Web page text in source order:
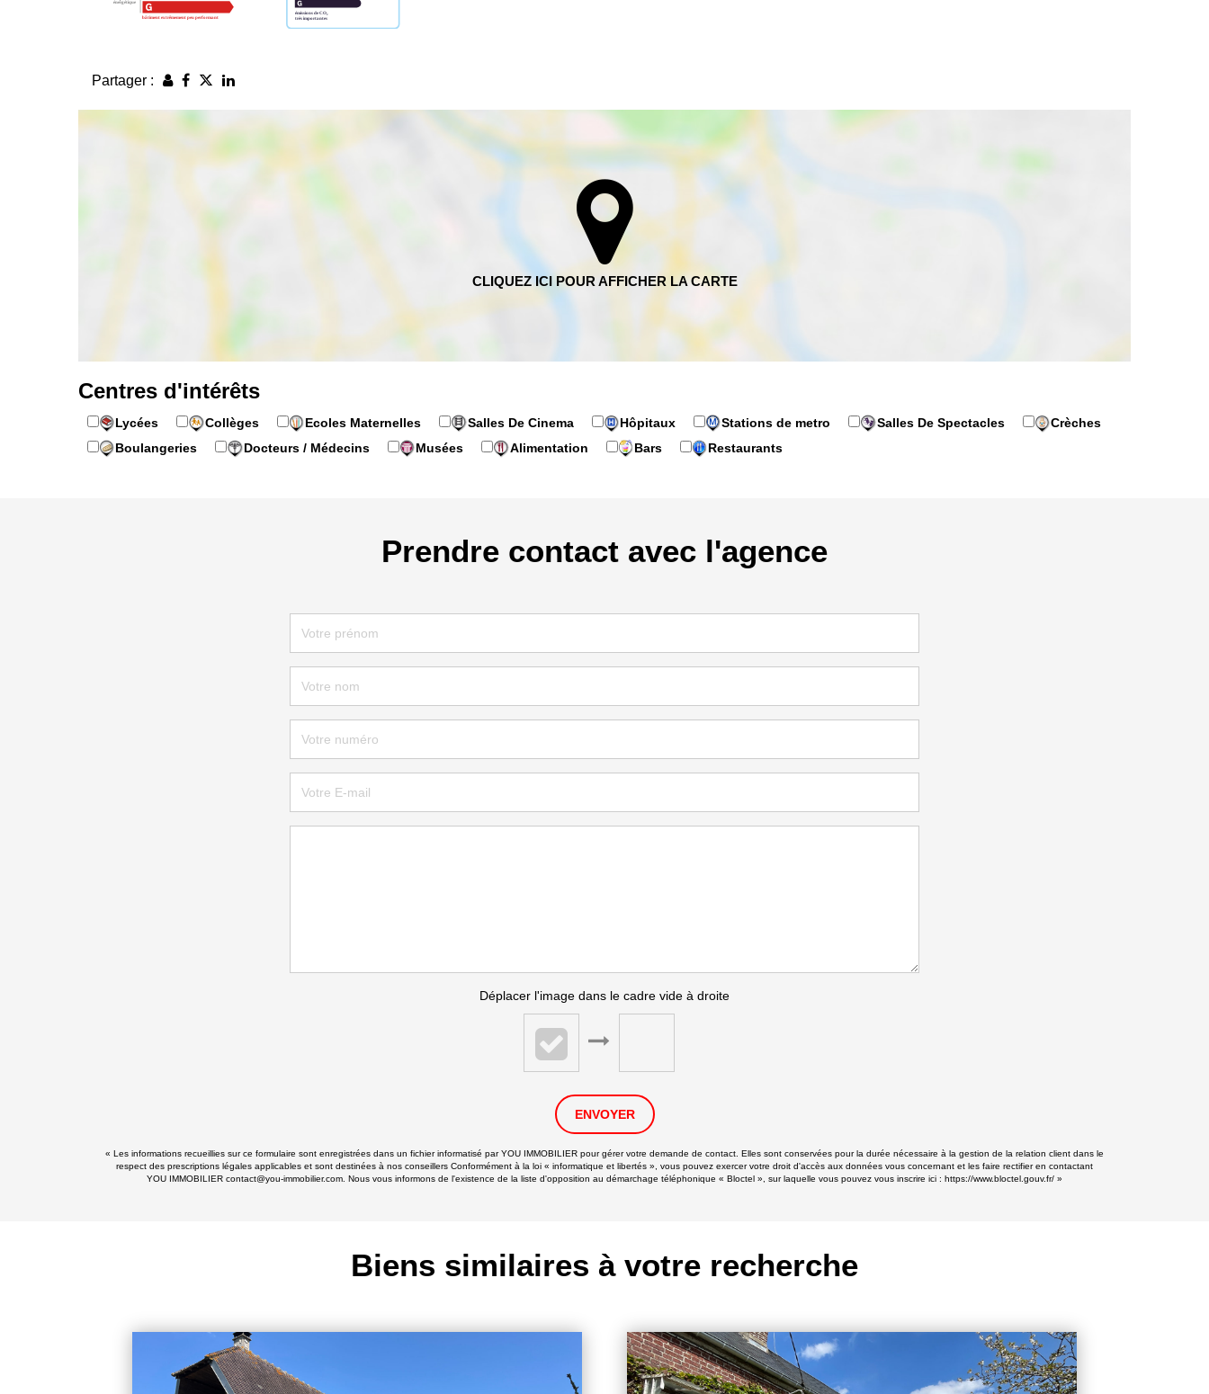
Partager :
Centres d'intérêts
Lycées Collèges Ecoles Maternelles Salles De Cinema Hôpitaux Stations de metro Salles De Spectacles
Crèches
Boulangeries
Docteurs / Médecins Musées Alimentation Bars Restaurants
Prendre contact avec l'agence
Déplacer l'image dans le cadre vide à droite
ENVOYER
« Les informations recueillies sur ce formulaire sont enregistrées dans un fichier informatisé par YOU IMMOBILIER pour gérer votre demande de contact. Elles sont conservées pour la durée nécessaire à la gestion de la relation client dans le
respect des prescriptions légales applicables et sont destinées à nos conseillers Conformément à la loi « informatique et libertés », vous pouvez exercer votre droit d'accès aux données vous concernant et les faire rectifier en contactant
YOU IMMOBILIER contact@you-immobilier.com. Nous vous informons de l'existence de la liste d'opposition au démarchage téléphonique « Bloctel », sur laquelle vous pouvez vous inscrire ici : https://www.bloctel.gouv.fr/ »
Biens similaires à votre recherche